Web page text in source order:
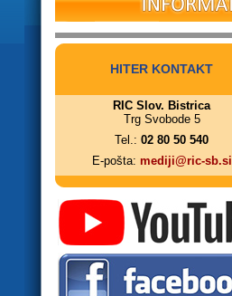
HITER KONTAKT
RIC Slov. Bistrica
Trg Svobode 5
Tel.: 02 80 50 540
E-pošta: mediji@ric-sb.si